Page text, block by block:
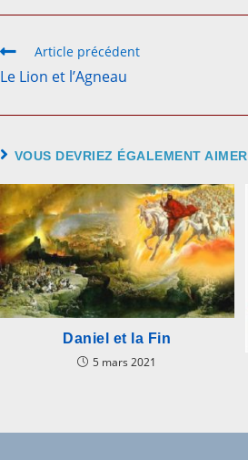
Article précédent
Le Lion et l’Agneau
VOUS DEVRIEZ ÉGALEMENT AIMER
Daniel et la Fin
5 mars 2021